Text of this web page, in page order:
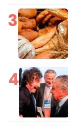
3
4